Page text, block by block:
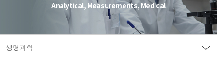
Analytical, Measurements, Medical